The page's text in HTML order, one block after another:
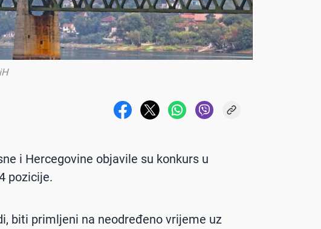
i Hercegovine objavile su konkurs u
pozicije.
biti primljeni na neodređeno vrijeme uz